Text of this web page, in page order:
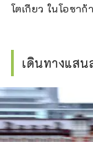
โตเกียว ในโอซา
เดินทางแส